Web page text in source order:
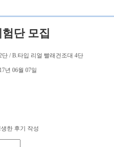
단 모집
/ B.타입 리얼 빨래건조대 4단
년 06월 07일
한 후기 작성